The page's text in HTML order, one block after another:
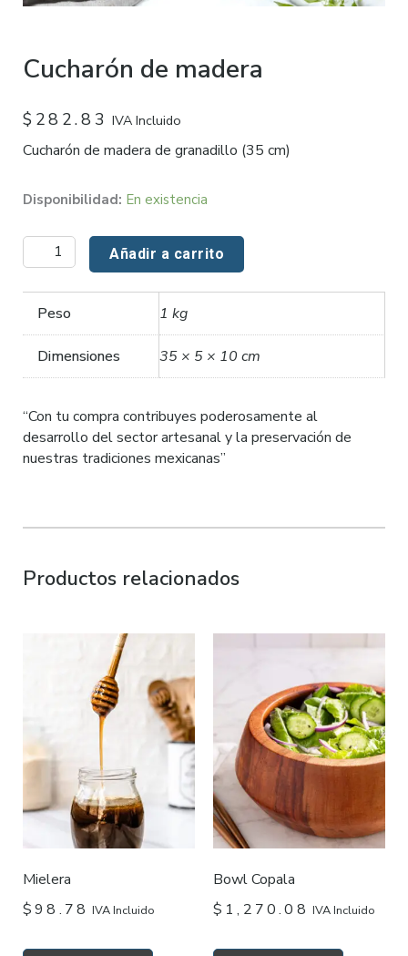
Cucharón de madera
$ 282.83 IVA Incluido
Cucharón de madera de granadillo (35 cm)
Disponibilidad: En existencia
Cucharón
madera
cantidad
Añadir a carrito
Peso 1 kg
Dimensiones 35 × 5 × 10 cm
“Con tu compra contribuyes poderosamente al
desarrollo del sector artesanal y la preservación de
nuestras tradiciones mexicanas”
Productos relacionados
Mielera
$98.78 IVA Incluido
Bowl Copala
$ 1,270.08 IVA Incluido